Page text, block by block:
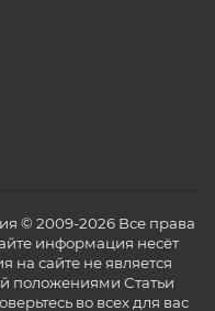
для
на 360°.
— удобны в
Просты в
подключать
к одному
© 2009-2026 Все права
информация несёт
на сайте не является
положениями Статьи
во всех для вас